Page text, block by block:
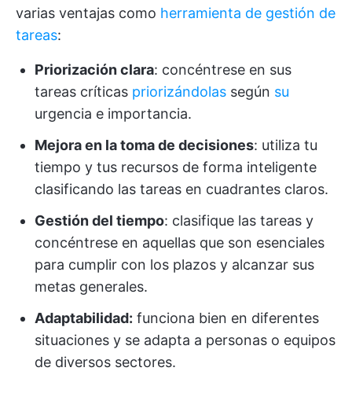
varias ventajas como herramienta de gestión de
tareas:
Priorización clara: concéntrese en sus
tareas críticas priorizándolas según su
urgencia e importancia.
Mejora en la toma de decisiones: utiliza tu
tiempo y tus recursos de forma inteligente
clasificando las tareas en cuadrantes claros.
Gestión del tiempo: clasifique las tareas y
concéntrese en aquellas que son esenciales
para cumplir con los plazos y alcanzar sus
metas generales.
Adaptabilidad: funciona bien en diferentes
situaciones y se adapta a personas o equipos
de diversos sectores.